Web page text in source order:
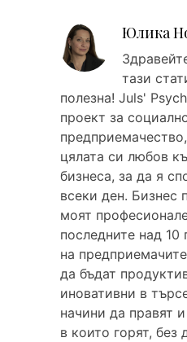
Юлика
тази
полезна! Juls'
проект за
цялата си любов
бизнеса, за да я
всеки ден. Бизнес
моят
последните над
на
да бъдат
иновативни в
начини да правят
в които горят, без